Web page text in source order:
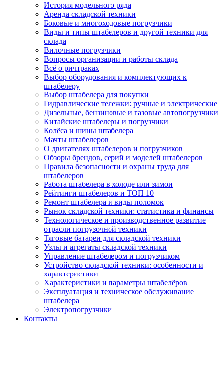
История модельного ряда
Аренда складской техники
Боковые и многоходовые погрузчики
Виды и типы штабелеров и другой техники для
склада
Вилочные погрузчики
Вопросы организации и работы склада
Всё о ричтраках
Выбор оборудования и комплектующих к
штабелеру
Выбор штабелера для покупки
Гидравлические тележки: ручные и электрические
Дизельные, бензиновые и газовые автопогрузчики
Китайские штабелеры и погрузчики
Колёса и шины штабелера
Мачты штабелеров
О двигателях штабелеров и погрузчиков
Обзоры брендов, серий и моделей штабелеров
Правила безопасности и охраны труда для
штабелеров
Работа штабелера в холоде или зимой
Рейтинги штабелеров и ТОП 10
Ремонт штабелера и виды поломок
Рынок складской техники: статистика и финансы
Технологическое и производственное развитие
отрасли погрузочной техники
Тяговые батареи для складской техники
Узлы и агрегаты складской техники
Управление штабелером и погрузчиком
Устройство складской техники: особенности и
характеристики
Характеристики и параметры штабелёров
Эксплуатация и техническое обслуживание
штабелера
Электропогрузчики
Контакты